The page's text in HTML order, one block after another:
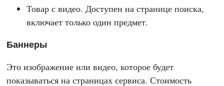
Товар с видео. Доступен на странице поиска,
включает только один предмет.
Баннеры
Это изображение или видео, которое будет
показываться на страницах сервиса. Стоимость